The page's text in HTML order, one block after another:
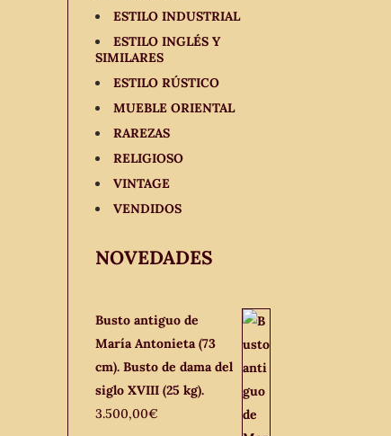
ESTILO INDUSTRIAL
ESTILO INGLÉS Y
SIMILARES
ESTILO RÚSTICO
MUEBLE ORIENTAL
RAREZAS
RELIGIOSO
VINTAGE
VENDIDOS
NOVEDADES
Busto antiguo de
María Antonieta (73
cm). Busto de dama del
siglo XVIII (25 kg).
3.500,00€